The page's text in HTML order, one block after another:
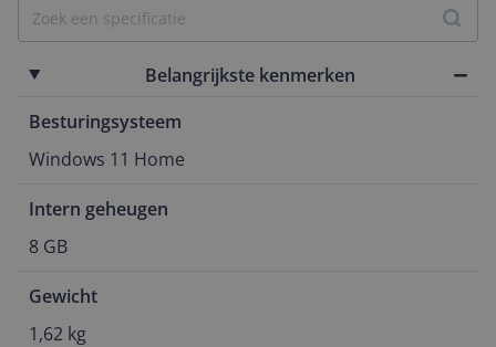
Belangrijkste kenmerken
Besturingsysteem
Windows 11 Home
Intern geheugen
8 GB
Gewicht
1,62 kg